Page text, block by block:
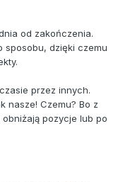
od zakończenia.
sposobu, dzięki czemu
przez innych.
nasze! Czemu? Bo z
pozycje lub po